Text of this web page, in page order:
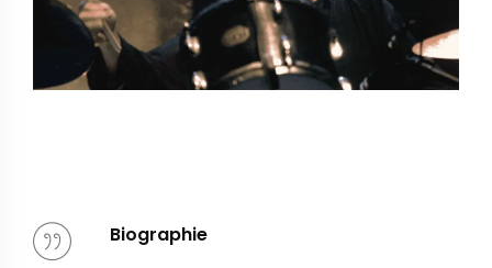
Biographie